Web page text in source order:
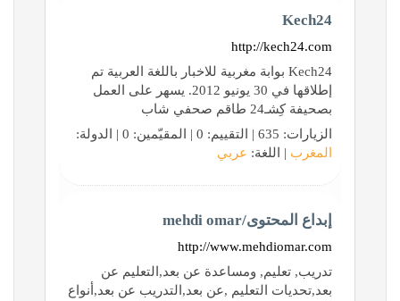
Kech24
http://kech24.com
Kech24 بوابة مغربية للاخبار باللغة العربية تم
إطلاقها في 30 يونيو 2012. يسهر على العمل
بصحيفة كِشـ24 طاقم صحفي شاب
الزيارات: 635 | التقييم: 0 | المقيّمين: 0 | الدولة:
المغرب | اللغة: عربي
إبداع المحتوى/mehdi omar
http://www.mehdiomar.com
تدريب, تعليم, ومساعدة عن بعد,التعليم عن
بعد,تحديات التعليم ,عن بعد,التدريب عن بعد,أنواع